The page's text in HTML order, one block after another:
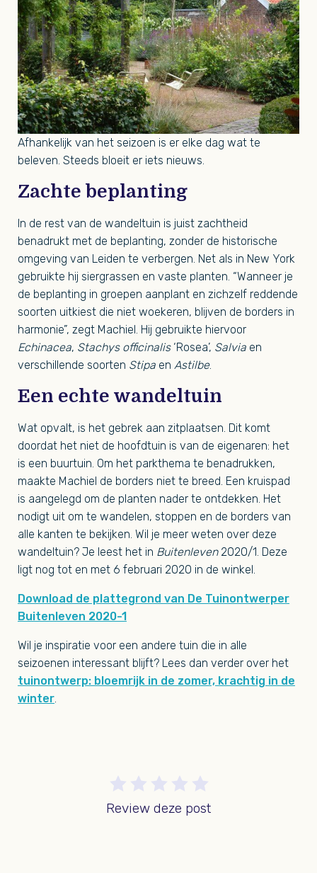
Afhankelijk van het seizoen is er elke dag wat te
beleven. Steeds bloeit er iets nieuws.
Zachte beplanting
In de rest van de wandeltuin is juist zachtheid
benadrukt met de beplanting, zonder de historische
omgeving van Leiden te verbergen. Net als in New York
gebruikte hij siergrassen en vaste planten. “Wanneer je
de beplanting in groepen aanplant en zichzelf reddende
soorten uitkiest die niet woekeren, blijven de borders in
harmonie”, zegt Machiel. Hij gebruikte hiervoor
Echinacea, Stachys officinalis‘Rosea’, Salvia en
verschillende soorten Stipa en Astilbe.
Een echte wandeltuin
Wat opvalt, is het gebrek aan zitplaatsen. Dit komt
doordat het niet de hoofdtuin is van de eigenaren: het
is een buurtuin. Om het parkthema te benadrukken,
maakte Machiel de borders niet te breed. Een kruispad
is aangelegd om de planten nader te ontdekken. Het
nodigt uit om te wandelen, stoppen en de borders van
alle kanten te bekijken. Wil je meer weten over deze
wandeltuin? Je leest het in Buitenleven2020/1. Deze
ligt nog tot en met 6 februari 2020 in de winkel.
Download de plattegrond van De Tuinontwerper
Buitenleven 2020-1
Wil je inspiratie voor een andere tuin die in alle
seizoenen interessant blijft? Lees dan verder over het
tuinontwerp: bloemrijk in de zomer, krachtig in de
winter.
Review deze post